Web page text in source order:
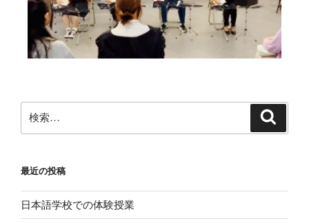
最近の投稿
日本語学校での体験授業